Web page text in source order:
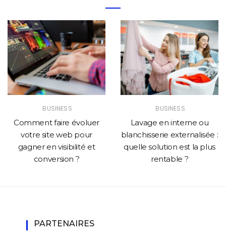
BUSINESS
Comment faire évoluer
votre site web pour
gagner en visibilité et
conversion ?
BUSINESS
Lavage en interne ou
blanchisserie externalisée :
quelle solution est la plus
rentable ?
PARTENAIRES